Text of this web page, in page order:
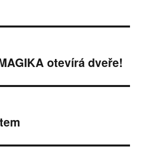
otevírá dveře!